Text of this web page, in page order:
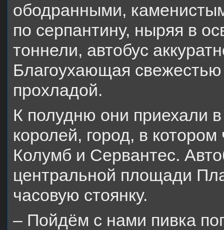
ободранными,
по серпантину, ныряя в
тоннели, автобус
Благоухающая
прохладой.
К полудню они приехали
королей, город, в
Колумб и Сервантес.
центральной площади
часовую стоянку.
– Пойдём с нами пивка